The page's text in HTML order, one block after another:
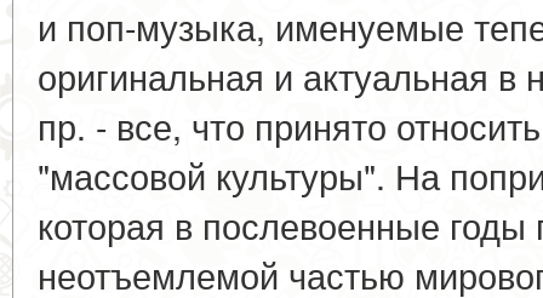
и поп-музыка, именуемые
оригинальная и актуальная
пр. - все, что принято
"массовой культуры". На
которая в послевоенные годы
неотъемлемой частью